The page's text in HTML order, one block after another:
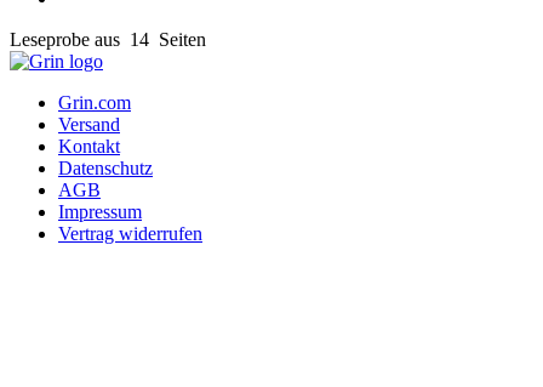
Leseprobe aus 14 Seiten
Grin.com
Versand
Kontakt
Datenschutz
AGB
Impressum
Vertrag widerrufen